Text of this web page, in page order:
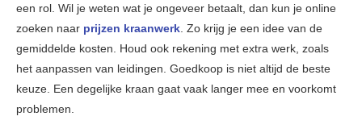
een rol. Wil je weten wat je ongeveer betaalt, dan kun je online
zoeken naar prijzen kraanwerk . Zo krijg je een idee van de
gemiddelde kosten. Houd ook rekening met extra werk, zoals
het aanpassen van leidingen. Goedkoop is niet altijd de beste
keuze. Een degelijke kraan gaat vaak langer mee en voorkomt
problemen.